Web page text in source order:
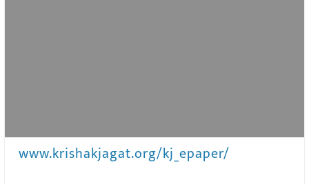
www.krishakjagat.org/kj_epaper/